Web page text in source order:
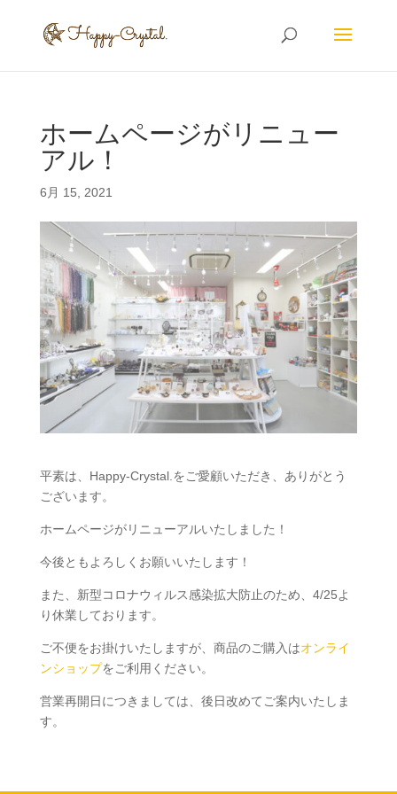
ホームページがリニュー
アル！
6月 15, 2021
平素は、Happy-Crystal.をご愛顧いただき、ありがとう
ございます。
ホームページがリニューアルいたしました！
今後ともよろしくお願いいたします！
また、新型コロナウィルス感染拡大防止のため、4/25よ
り休業しております。
ご不便をお掛けいたしますが、商品のご購入はオンライ
ンショップをご利用ください。
営業再開日につきましては、後日改めてご案内いたしま
す。